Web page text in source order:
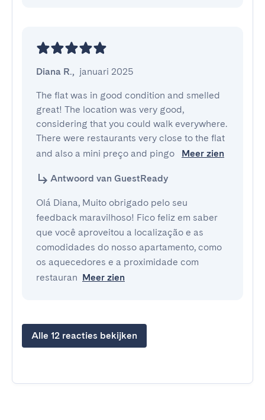
Diana R., januari 2025
The flat was in good condition and smelled
great! The location was very good,
considering that you could walk everywhere.
There were restaurants very close to the flat
and also a mini preço and pingo
Meer zien
Antwoord van GuestReady
Olá Diana, Muito obrigado pelo seu
feedback maravilhoso! Fico feliz em saber
que você aproveitou a localização e as
comodidades do nosso apartamento, como
os aquecedores e a proximidade com
restauran Meer zien
Alle 12 reacties bekijken